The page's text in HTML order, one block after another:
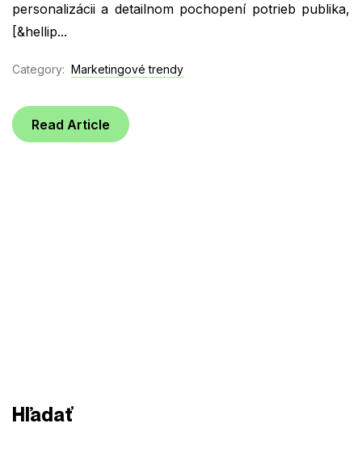
personalizácii a detailnom pochopení potrieb publika,
[&hellip...
Category: Marketingové trendy
Read Article
Hľadať